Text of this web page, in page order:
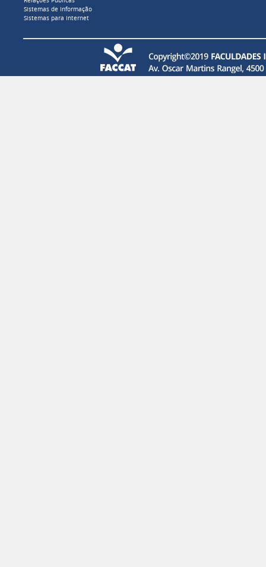
Sistemas de Informação
Sistemas para Internet